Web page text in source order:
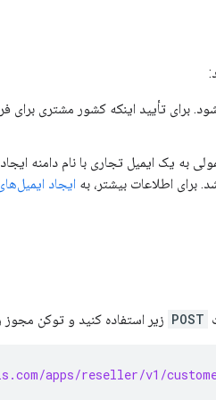
برای تأیید اینکه کشور مشتری
به یک ایمیل تجاری با نام دامنه
ایجاد
POST زیر استفاده کنید و توکن مجوز
apps/reseller/v1/